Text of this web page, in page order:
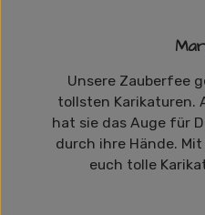
Unsere Zauberfee
tollsten Karikaturen.
hat sie das Auge für
durch ihre Hände.
euch tolle